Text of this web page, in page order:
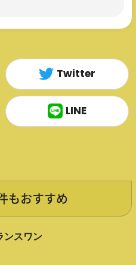
Twitter
LINE
もおすすめ
ンスワン